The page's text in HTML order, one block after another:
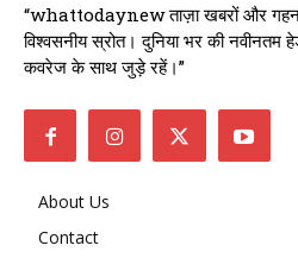
“whattodaynew ताज़ा खबरों और
विश्वसनीय स्रोत। दुनिया भर की नवीनतम
कवरेज के साथ जुड़े रहें।”
About Us
Contact